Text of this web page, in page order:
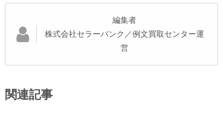
編集者
株式会社セラーバンク／例文買取センター運
営
関連記事